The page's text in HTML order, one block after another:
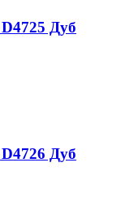
Дуб
Дуб